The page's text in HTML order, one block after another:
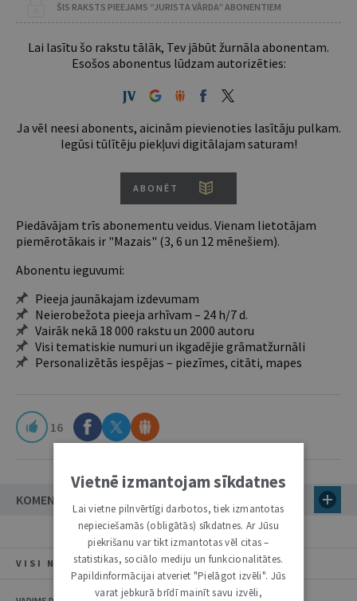
ŠIS RAKSTS PIEEJAMS “JURISTA VĀRDA” ABONENTIEM
Lai lasītu šo rakstu tālāk, Tev jābūt žurnāla abonentam.
Esošos abonentus lūdzam autorizēties:
Ja vēl neesi abonents, aicinām pievienoties lasītāju pulkam.
Iegūsi tūlītēju piekļuvi digitālajam saturam!
ABONĒT
Piedāvājam trīs abonementu veidus. Vienam lietotājam
piemērotākais ir "Mazais" (3, 6 un 12 mēnešiem).
Abonentu ieguvumi:
Pieeja jaunākajam izdevumam
Neierobežota pieeja arhīvam – 24 h/7 d.
Vairāk nekā 18 000 rakstu un 2000 autoru
Visi tematiskie numuri un ikgadējie grāmatžurnāli
Personalizētās iespējas – piezīmes, citāti, mapes
16
KOMENTĀRI (4)
VISI NUMURA RAKSTI
Vietnē izmantojam sīkdatnes
Lai vietne pilnvērtīgi darbotos, tiek izmantotas
nepieciešamās (obligātās) sīkdatnes. Ar Jūsu
piekrišanu var tikt izmantotas vēl citas –
statistikas, sociālo mediju un funkcionalitātes.
Papildinformācijai atveriet "Pielāgot izvēli". Jūs
varat jebkurā brīdī mainīt savu izvēli,